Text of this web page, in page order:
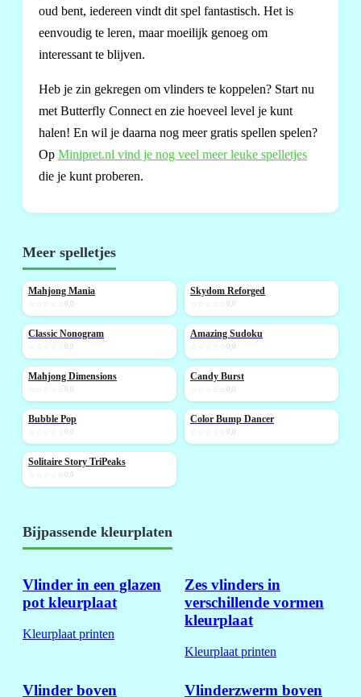
oud bent, iedereen vindt dit spel fantastisch. Het is
eenvoudig te leren, maar moeilijk genoeg om
interessant te blijven.
Heb je zin gekregen om vlinders te koppelen? Start nu
met Butterfly Connect en zie hoeveel level je kunt
halen! En wil je daarna nog meer gratis spellen spelen?
Op Minipret.nl vind je nog veel meer leuke spelletjes
die je kunt proberen.
Meer spelletjes
NIEUW
Mahjong Mania
0,0
NIEUW
Skydom Reforged
0,0
NIEUW
Classic Nonogram
0,0
NIEUW
Amazing Sudoku
0,0
NIEUW
Mahjong Dimensions
0,0
NIEUW
Candy Burst
0,0
NIEUW
Bubble Pop
0,0
NIEUW
Color Bump Dancer
0,0
NIEUW
Solitaire Story TriPeaks
0,0
Bijpassende kleurplaten
Vlinder in een glazen
pot kleurplaat
Kleurplaat printen
Zes vlinders in
verschillende vormen
kleurplaat
Kleurplaat printen
Vlinder boven Vlinderzwerm boven